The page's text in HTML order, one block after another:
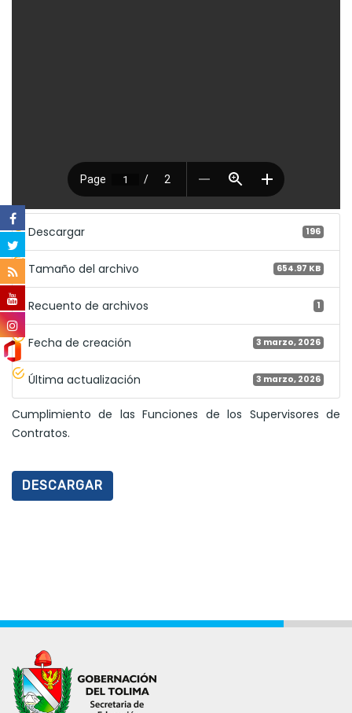
Descargar 196
Tamaño del archivo 654.97 KB
Recuento de archivos 1
Fecha de creación 3 marzo, 2026
Última actualización 3 marzo, 2026
Cumplimiento de las Funciones de los Supervisores de
Contratos.
DESCARGAR